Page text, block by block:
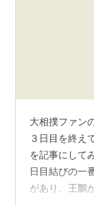
大相撲ファン
３日目を終え
を記事にして
日目結びの一
があり、王鵬